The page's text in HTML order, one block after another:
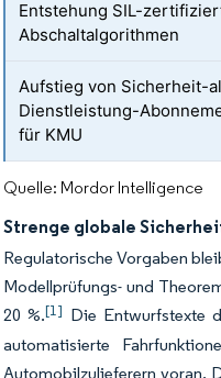
Entstehung SIL-
Abschaltalgorithmen
Aufstieg von Sicherheit-
Dienstleistung-
für KMU
Quelle: Mordor Intelligence
Strenge globale
Regulatorische Vorgaben
Modellprüfungs- und
20 %.[1] Die Entwurfstexte
automatisierte
Automobilzulieferern voran.